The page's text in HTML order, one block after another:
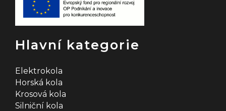
Hlavní kategorie
Elektrokola
Horská kola
Krosová kola
Silniční kola